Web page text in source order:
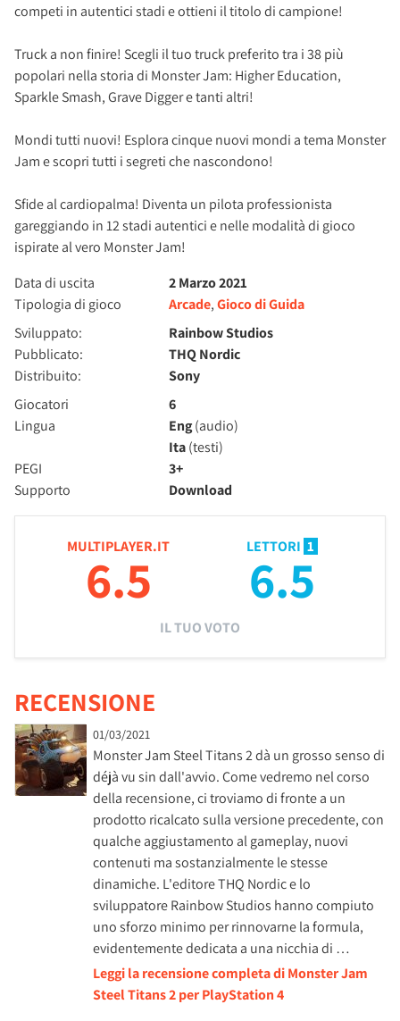
competi in autentici stadi e ottieni il titolo di campione!
Truck a non finire! Scegli il tuo truck preferito tra i 38 più
popolari nella storia di Monster Jam: Higher Education,
Sparkle Smash, Grave Digger e tanti altri!
Mondi tutti nuovi! Esplora cinque nuovi mondi a tema Monster
Jam e scopri tutti i segreti che nascondono!
Sfide al cardiopalma! Diventa un pilota professionista
gareggiando in 12 stadi autentici e nelle modalità di gioco
ispirate al vero Monster Jam!
Data di uscita
2 Marzo 2021
Tipologia di gioco
Arcade,Gioco di Guida
Sviluppato:
Rainbow Studios
Pubblicato:
THQ Nordic
Distribuito:
Sony
Giocatori
6
Lingua
Eng(audio)
Ita(testi)
PEGI
3+
Supporto
Download
MULTIPLAYER.IT
6.5
LETTORI 1
6.5
IL TUO VOTO
RECENSIONE
01/03/2021
Monster Jam Steel Titans 2 dà un grosso senso di
déjà vu sin dall'avvio. Come vedremo nel corso
della recensione, ci troviamo di fronte a un
prodotto ricalcato sulla versione precedente, con
qualche aggiustamento al gameplay, nuovi
contenuti ma sostanzialmente le stesse
dinamiche. L'editore THQ Nordic e lo
sviluppatore Rainbow Studios hanno compiuto
uno sforzo minimo per rinnovarne la formula,
evidentemente dedicata a una nicchia di …
Leggi la recensione completa di Monster Jam
Steel Titans 2 per PlayStation 4